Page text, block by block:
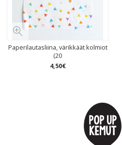
Paperilautasliina, värikkäät kolmiot
(20
4,50€